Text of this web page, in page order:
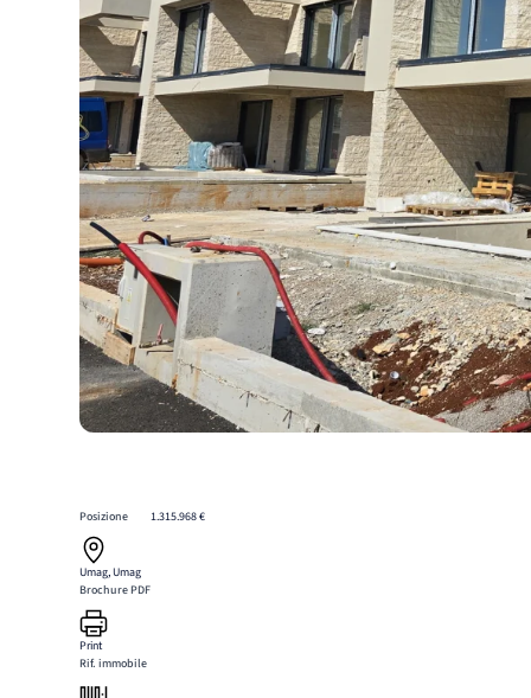
Posizione
Umag, Umag
Brochure PDF
Print
Rif. immobile
1.315.968 €